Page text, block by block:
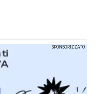
SPONSORIZZATO